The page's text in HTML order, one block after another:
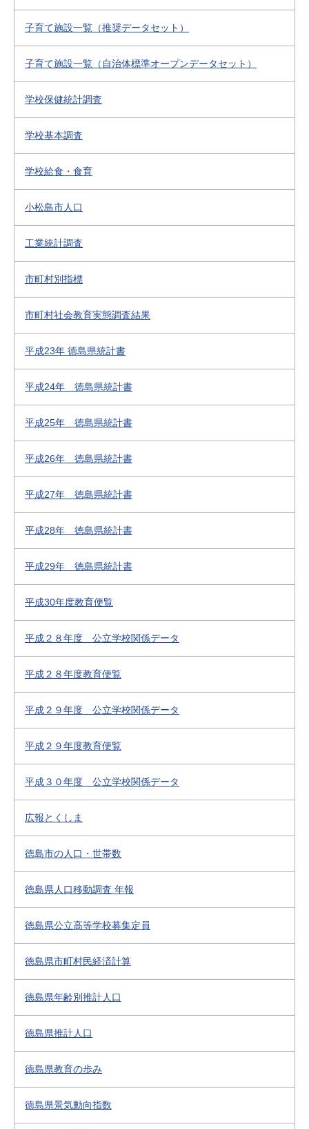
子育て施設一覧（推奨データセット）
子育て施設一覧（自治体標準オープンデータセット）
学校保健統計調査
学校基本調査
学校給食・食育
小松島市人口
工業統計調査
市町村別指標
市町村社会教育実態調査結果
平成23年 徳島県統計書
平成24年 徳島県統計書
平成25年 徳島県統計書
平成26年 徳島県統計書
平成27年 徳島県統計書
平成28年 徳島県統計書
平成29年 徳島県統計書
平成30年度教育便覧
平成２８年度 公立学校関係データ
平成２８年度教育便覧
平成２９年度 公立学校関係データ
平成２９年度教育便覧
平成３０年度 公立学校関係データ
広報とくしま
徳島市の人口・世帯数
徳島県人口移動調査 年報
徳島県公立高等学校募集定員
徳島県市町村民経済計算
徳島県年齢別推計人口
徳島県推計人口
徳島県教育の歩み
徳島県景気動向指数